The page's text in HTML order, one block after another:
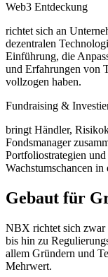
Web3 Entdeckung
richtet sich an
dezentralen
Einführung, die
und Erfahrungen von
vollzogen haben.
Fundraising &
bringt Händler,
Fondsmanager
Portfoliostrategien
Wachstumschancen
Gebaut für
NBX richtet sich zwar
bis hin zu
allem Gründern und
Mehrwert.